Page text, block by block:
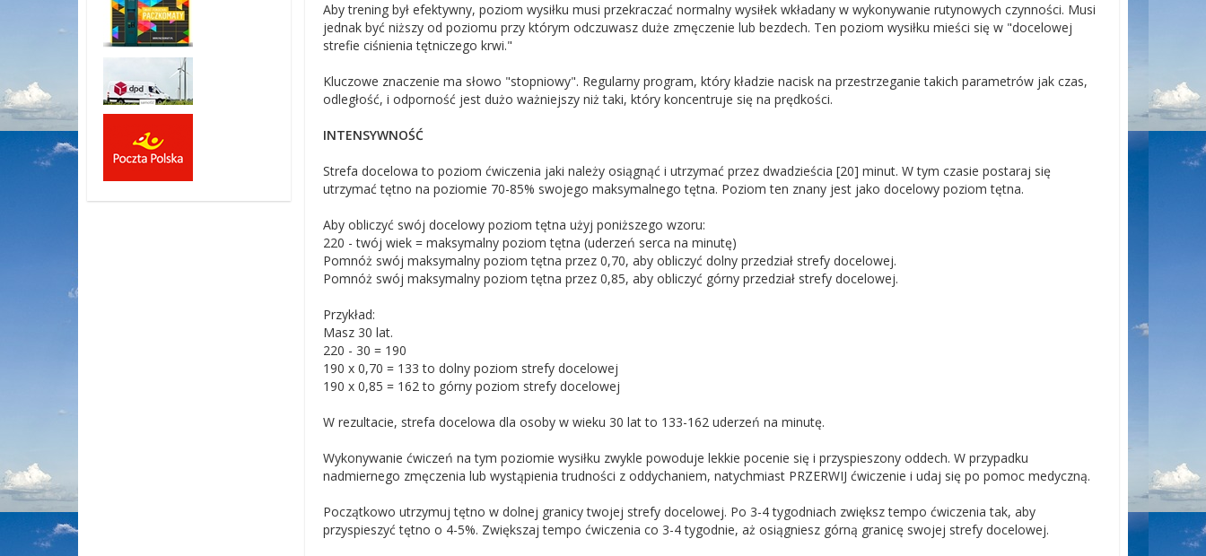
Aby trening był efektywny, poziom wysiłku musi przekraczać normalny wysiłek wkładany w wykonywanie rutynowych czynności. Musi
jednak być niższy od poziomu przy którym odczuwasz duże zmęczenie lub bezdech. Ten poziom wysiłku mieści się w "docelowej
strefie ciśnienia tętniczego krwi."
Kluczowe znaczenie ma słowo "stopniowy". Regularny program, który kładzie nacisk na przestrzeganie takich parametrów jak czas,
odległość, i odporność jest dużo ważniejszy niż taki, który koncentruje się na prędkości.
INTENSYWNOŚĆ
Strefa docelowa to poziom ćwiczenia jaki należy osiągnąć i utrzymać przez dwadzieścia [20] minut. W tym czasie postaraj się
utrzymać tętno na poziomie 70-85% swojego maksymalnego tętna. Poziom ten znany jest jako docelowy poziom tętna.
Aby obliczyć swój docelowy poziom tętna użyj poniższego wzoru:
220 - twój wiek = maksymalny poziom tętna (uderzeń serca na minutę)
Pomnóż swój maksymalny poziom tętna przez 0,70, aby obliczyć dolny przedział strefy docelowej.
Pomnóż swój maksymalny poziom tętna przez 0,85, aby obliczyć górny przedział strefy docelowej.
Przykład:
Masz 30 lat.
220 - 30 = 190
190 x 0,70 = 133 to dolny poziom strefy docelowej
190 x 0,85 = 162 to górny poziom strefy docelowej
W rezultacie, strefa docelowa dla osoby w wieku 30 lat to 133-162 uderzeń na minutę.
Wykonywanie ćwiczeń na tym poziomie wysiłku zwykle powoduje lekkie pocenie się i przyspieszony oddech. W przypadku
nadmiernego zmęczenia lub wystąpienia trudności z oddychaniem, natychmiast PRZERWIJ ćwiczenie i udaj się po pomoc medyczną.
Początkowo utrzymuj tętno w dolnej granicy twojej strefy docelowej. Po 3-4 tygodniach zwiększ tempo ćwiczenia tak, aby
przyspieszyć tętno o 4-5%. Zwiększaj tempo ćwiczenia co 3-4 tygodnie, aż osiągniesz górną granicę swojej strefy docelowej.